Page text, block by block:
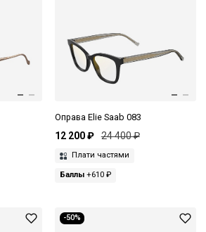
Оправа Elie Saab 083
12 200 ₽ 24 400 ₽
Плати частями
Баллы+610 ₽
-50%